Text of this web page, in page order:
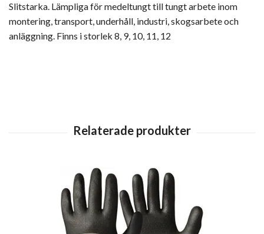
Slitstarka. Lämpliga för medeltungt till tungt arbete inom
montering, transport, underhåll, industri, skogsarbete och
anläggning. Finns i storlek 8, 9, 10, 11, 12